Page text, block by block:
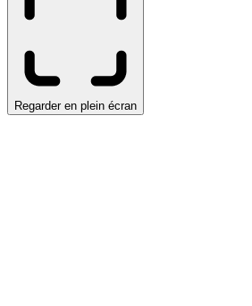
Regarder en plein écran